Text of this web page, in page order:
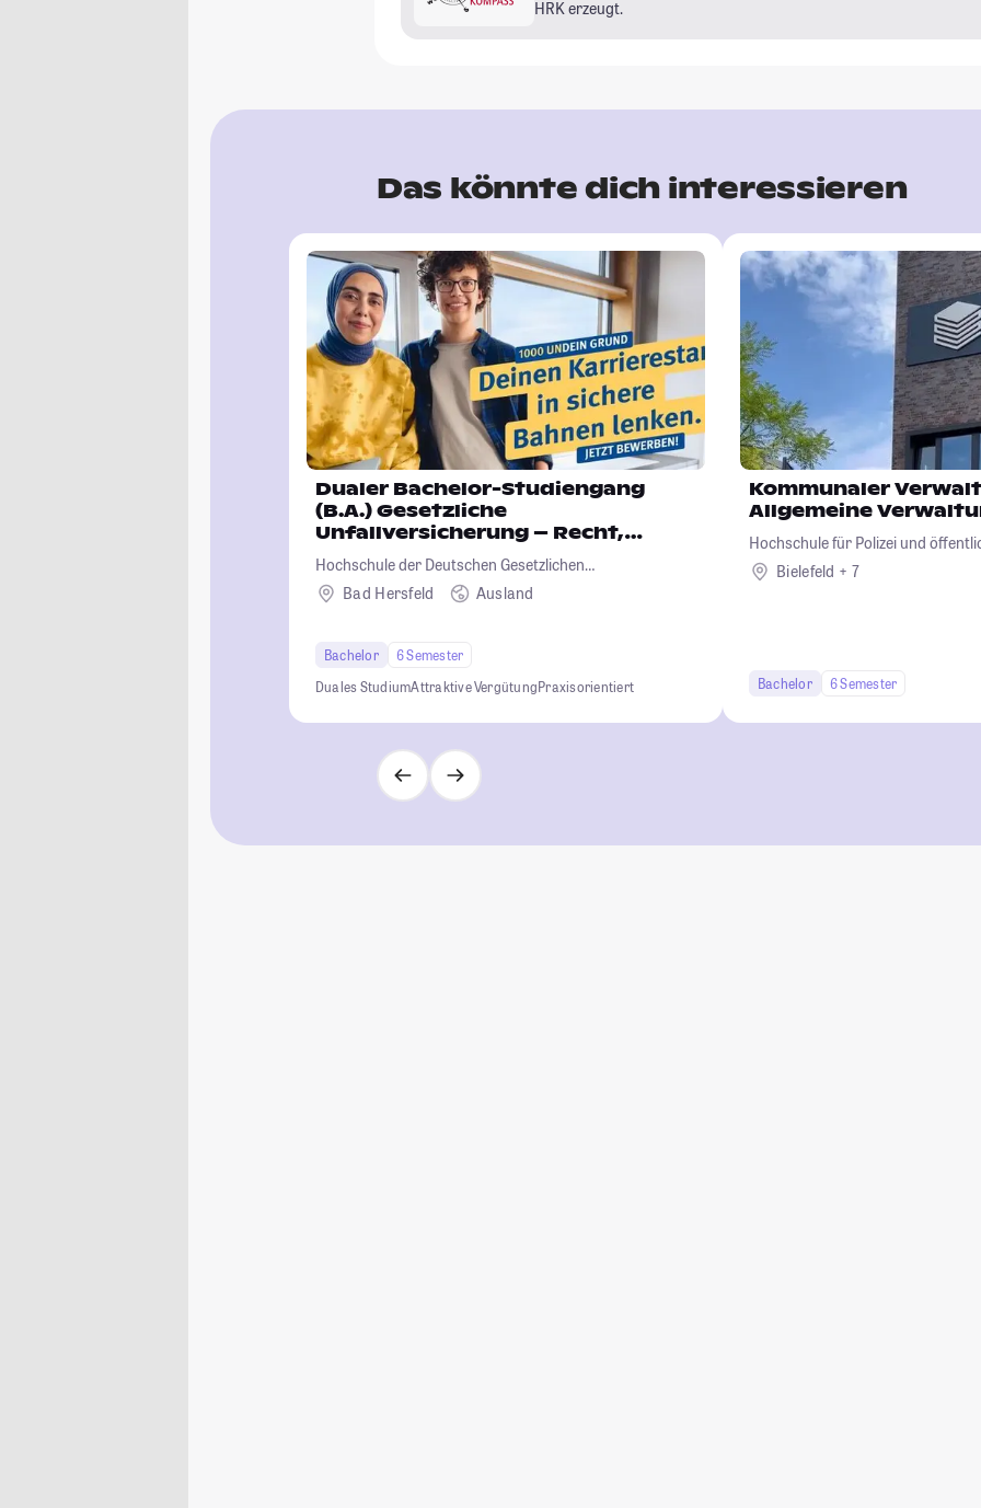
HRK erzeugt.
Das könnte dich interessieren
Dualer Bachelor-Studiengang
(B.A.) Gesetzliche
Unfallversicherung – Recht,
Rehabilitation und Verwaltung
Hochschule der Deutschen Gesetzlichen
Unfallversicherung (HGU)
Bad Hersfeld Ausland
Bachelor
6 Semester
Duales StudiumAttraktive VergütungPraxisorientiert
Kommunaler
Allgemeine
Hochschule für Polizei und
Nordrhein-Westfalen
Bielefeld + 7
Bachelor 6 Semester